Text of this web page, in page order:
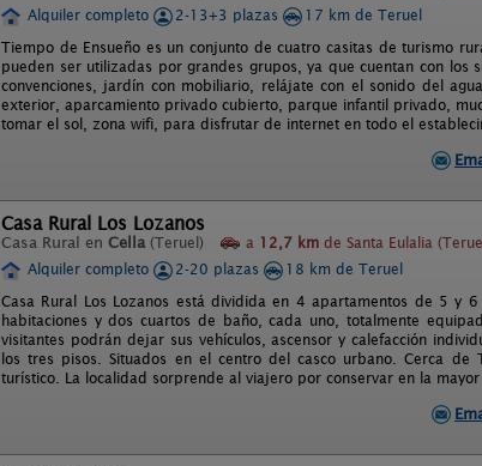
Alquiler completo
2-13+3 plazas
17 km de Teruel
Tiempo de Ensueño es un conjunto de cuatro casitas de turismo
pueden ser utilizadas por grandes grupos, ya que cuentan con los
convenciones, jardín con mobiliario, relájate con el sonido del
exterior, aparcamiento privado cubierto, parque infantil privado,
tomar el sol, zona wifi, para disfrutar de internet en todo el
Casa Rural Los Lozanos
Casa Rural en Cella (Teruel) a 12,7 km de Santa Eulalia
Alquiler completo
2-20 plazas
18 km de Teruel
Casa Rural Los Lozanos está dividida en 4 apartamentos de 5 y
habitaciones y dos cuartos de baño, cada uno, totalmente
visitantes podrán dejar sus vehículos, ascensor y calefacción
los tres pisos. Situados en el centro del casco urbano. Cerca
turístico. La localidad sorprende al viajero por conservar en la